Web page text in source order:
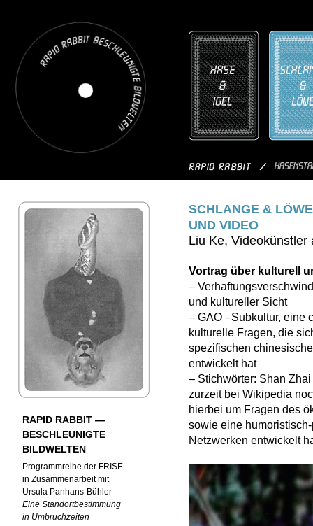
RAPID RABBIT —
BESCHLEUNIGTE
BILDWELTEN
Programmreihe der FRISE
in Zusammenarbeit mit
Ursula Panhans-Bühler
Eine Standortbestimmung
in Umbruchzeiten
SCHLANGE &
UND VIDEO
Liu Ke, Videokünstler
Vortrag über kulturell
–
und kultureller Sicht
– GAO –Subkultur, eine
kulturelle Fragen, die
spezifischen
entwickelt hat
– Stichwörter: Shan
zurzeit bei Wikipedia
hierbei um Fragen des
sowie eine
Netzwerken entwickelt